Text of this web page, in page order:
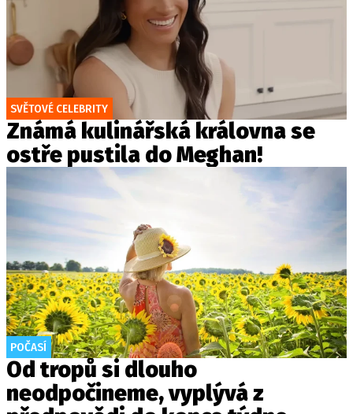
SVĚTOVÉ CELEBRITY
Známá kulinářská královna se
ostře pustila do Meghan!
POČASÍ
Od tropů si dlouho
neodpočineme, vyplývá z